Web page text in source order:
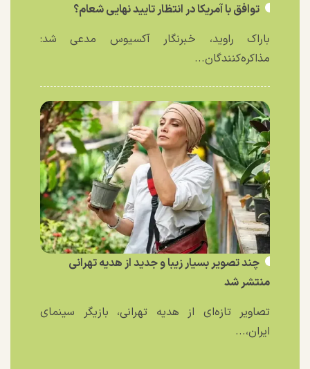
توافق با آمریکا در انتظار تایید نهایی شعام؟
باراک راوید، خبرنگار آکسیوس مدعی شد:
مذاکره‌کنندگان...
چند تصویر بسیار زیبا و جدید از هدیه تهرانی
منتشر شد
تصاویر تازه‌ای از هدیه تهرانی، بازیگر سینمای
ایران،...